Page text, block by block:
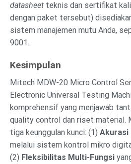
datasheet teknis dan sertifikat
dengan paket tersebut)
sistem manajemen mutu Anda,
9001.
Kesimpulan
Mitech MDW-20 Micro Control
Electronic Universal Testing
komprehensif yang menjawab
quality control dan riset material.
tiga keunggulan kunci: (1) Akurasi
melalui sistem kontrol mikro
(2) Fleksibilitas Multi-Fungsi